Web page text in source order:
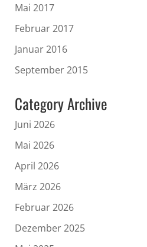
Mai 2017
Februar 2017
Januar 2016
September 2015
Category Archive
Juni 2026
Mai 2026
April 2026
März 2026
Februar 2026
Dezember 2025